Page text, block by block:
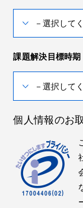
課題解決目標時期
個人情報のお